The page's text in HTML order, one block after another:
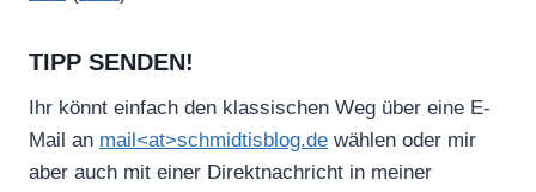
TIPP SENDEN!
Ihr könnt einfach den klassischen Weg über eine E-
Mail an mail<at>schmidtisblog.de wählen oder mir
aber auch mit einer Direktnachricht in meiner